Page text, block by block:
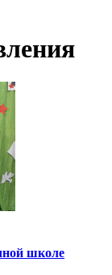
школе